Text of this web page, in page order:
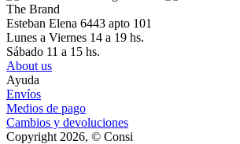
The Brand
Esteban Elena 6443 apto 101
Lunes a Viernes 14 a 19 hs.
Sábado 11 a 15 hs.
About us
Ayuda
Envíos
Medios de pago
Cambios y devoluciones
Copyright 2026, © Consi